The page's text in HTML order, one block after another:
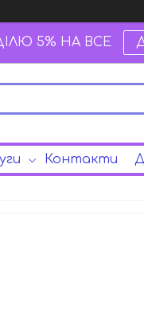
5% НА ВСЕ
Контакти